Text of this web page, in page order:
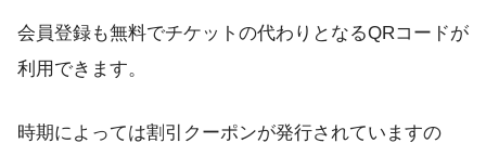
会員登録も無料でチケットの代わりとなるQRコードが
利用できます。
時期によっては割引クーポンが発行されていますの